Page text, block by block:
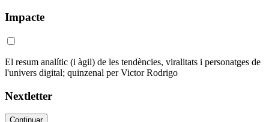
Impacte
El resum analític (i àgil) de les tendències, viralitats i personatges de
l'univers digital; quinzenal per Victor Rodrigo
Nextletter
Continuar